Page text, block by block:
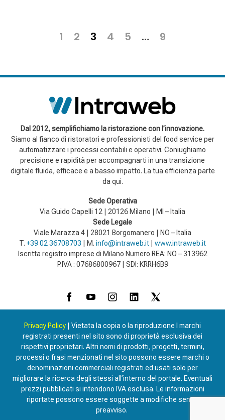
1 2 3 4 5 … 9
Sede Operativa
Via Guido Capelli 12 | 20126 Milano | MI – Italia
Sede Legale
Viale Marazza 4 | 28021 Borgomanero | NO – Italia
T. +39 02 36708703 | M. info@intraweb.it
www.intraweb.it
Iscritta registro imprese di Milano Numero REA: NO – 313962
P.IVA : 07686800967 | SDI: KRRH6B9
Dal 2012, semplifichiamo la ristorazione con l’innovazione.
Siamo al fianco di ristoratori e professionisti del food service per
automatizzare i processi contabili e operativi. Coniughiamo
precisione e rapidità per accompagnarti in una transizione
digitale fluida, efficace e a basso impatto. La tua efficienza parte
da qui.
Privacy Policy | Vietata la copia o la riproduzione I marchi
registrati presenti nel sito sono di proprietà esclusiva dei
rispettivi proprietari. Altri nomi di prodotti, progetti, termini,
processi o frasi menzionati nel sito possono essere marchi o
denominazioni commerciali registrati ed usati solo per
migliorare la ricerca degli stessi all’interno del portale. Eventuali
prezzi pubblicati si intendono IVA esclusa. Le informazioni
riportate possono essere soggette a modifiche senza
preavviso.